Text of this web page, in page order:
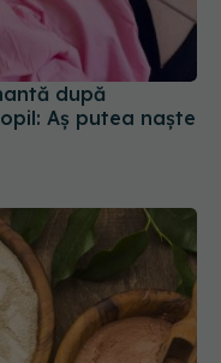
după
Aș putea naște